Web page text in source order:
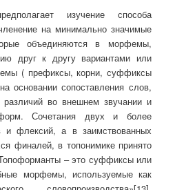
изучение способа
на минимально значимые
объединяются в морфемы,
друг к другу вариантами или
( префиксы, корни, суффиксы
основании сопоставления слов,
различий во внешнем звучании и
Сочетания двух и более
флексий, а в заимствованных
финалей, в топонимике принято
– это суффиксы или
морфемы, используемые как